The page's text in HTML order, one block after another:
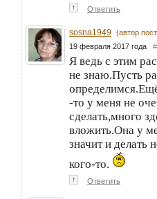
↑ Ответить
sosna1949 (автор
19 февраля 2017 года #
Я ведь с этим
не знаю.Пусть
-то у меня не
сделать,много
вложить.Она у
значит и делать
кого-то.
↑ Ответить